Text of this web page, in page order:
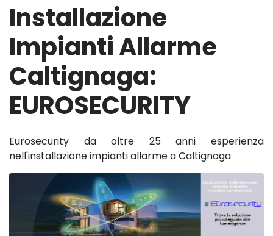
Installazione
Impianti Allarme
Caltignaga:
EUROSECURITY
Eurosecurity da oltre 25 anni esperienza
nell'installazione impianti allarme a Caltignaga